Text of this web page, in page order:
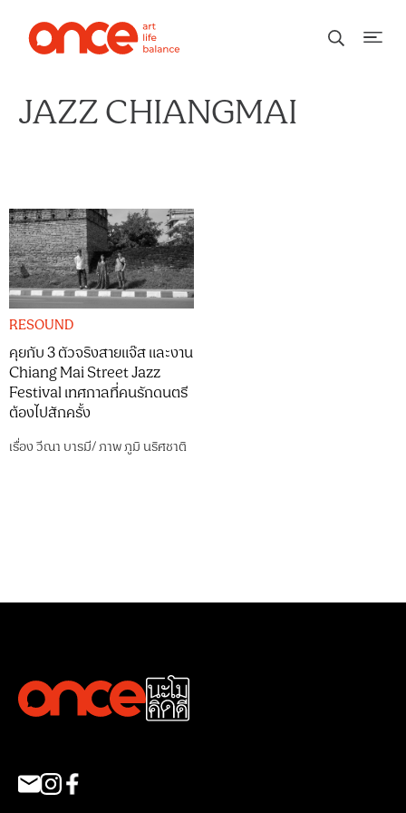
JAZZ CHIANGMAI
RESOUND
คุยกับ 3 ตัวจริงสายแจ๊ส และงาน
Chiang Mai Street Jazz
Festival เทศกาลที่คนรักดนตรี
ต้องไปสักครั้ง
เรื่องวีณา บารมี/ภาพภูมิ นริศชาติ